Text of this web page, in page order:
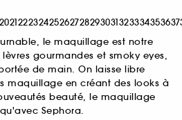
202122232425262728293031323334353637
le maquillage est notre
gourmandes et smoky eyes,
de main. On laisse libre
maquillage en créant des looks à
beauté, le maquillage
Sephora.